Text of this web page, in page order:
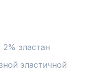
эластан
эластичной